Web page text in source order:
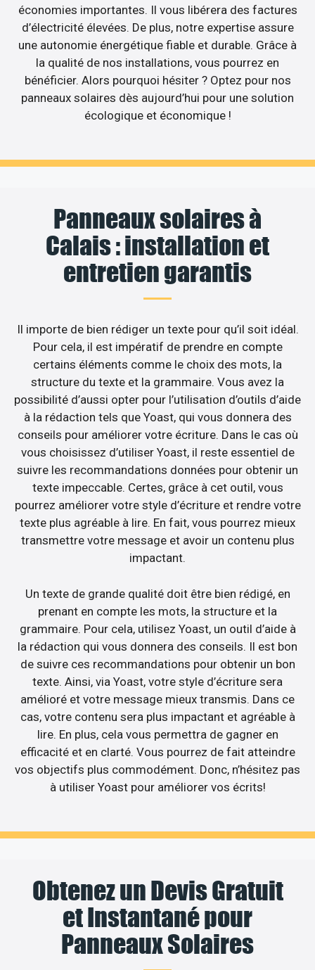
économies importantes. Il vous libérera des factures
d’électricité élevées. De plus, notre expertise assure
une autonomie énergétique fiable et durable. Grâce à
la qualité de nos installations, vous pourrez en
bénéficier. Alors pourquoi hésiter ? Optez pour nos
panneaux solaires dès aujourd’hui pour une solution
écologique et économique !
Panneaux solaires à
Calais : installation et
entretien garantis
Il importe de bien rédiger un texte pour qu’il soit idéal.
Pour cela, il est impératif de prendre en compte
certains éléments comme le choix des mots, la
structure du texte et la grammaire. Vous avez la
possibilité d’aussi opter pour l’utilisation d’outils d’aide
à la rédaction tels que Yoast, qui vous donnera des
conseils pour améliorer votre écriture. Dans le cas où
vous choisissez d’utiliser Yoast, il reste essentiel de
suivre les recommandations données pour obtenir un
texte impeccable. Certes, grâce à cet outil, vous
pourrez améliorer votre style d’écriture et rendre votre
texte plus agréable à lire. En fait, vous pourrez mieux
transmettre votre message et avoir un contenu plus
impactant.
Un texte de grande qualité doit être bien rédigé, en
prenant en compte les mots, la structure et la
grammaire. Pour cela, utilisez Yoast, un outil d’aide à
la rédaction qui vous donnera des conseils. Il est bon
de suivre ces recommandations pour obtenir un bon
texte. Ainsi, via Yoast, votre style d’écriture sera
amélioré et votre message mieux transmis. Dans ce
cas, votre contenu sera plus impactant et agréable à
lire. En plus, cela vous permettra de gagner en
efficacité et en clarté. Vous pourrez de fait atteindre
vos objectifs plus commodément. Donc, n’hésitez pas
à utiliser Yoast pour améliorer vos écrits!
Obtenez un Devis Gratuit
et Instantané pour
Panneaux Solaires